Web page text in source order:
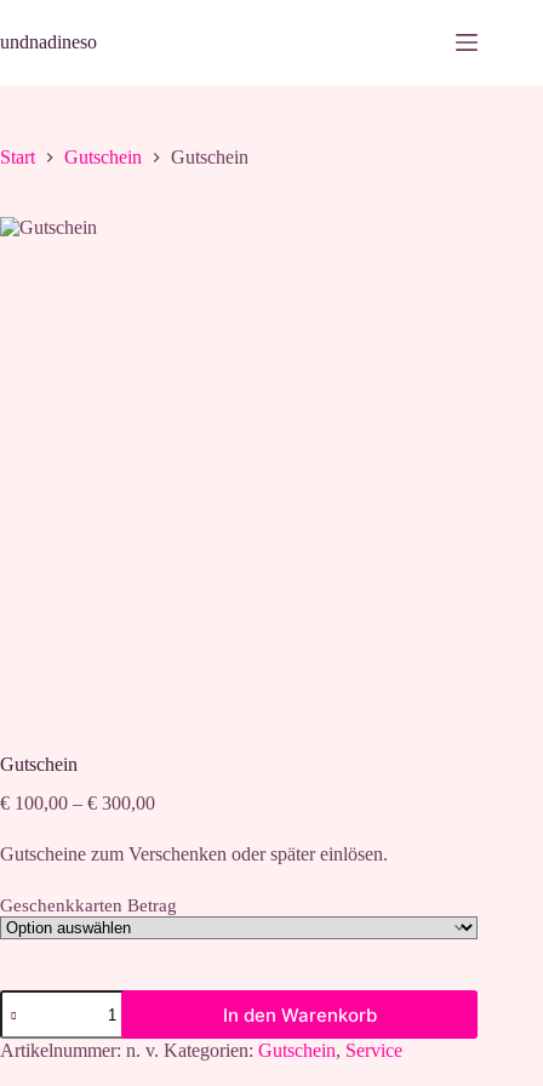
Inhalt
springen
undnadineso
Start Gutschein Gutschein
Gutschein
€ 100,00 – € 300,00Preisspanne:
bis
€ 300,00
Gutscheine zum Verschenken oder später einlösen.
Geschenkkarten Betrag
Gutschein
Menge
In den Warenkorb
Artikelnummer: n. v. Kategorien: Gutschein, Service